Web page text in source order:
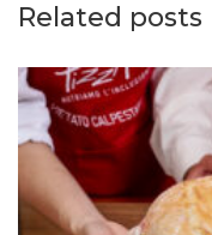
Related posts